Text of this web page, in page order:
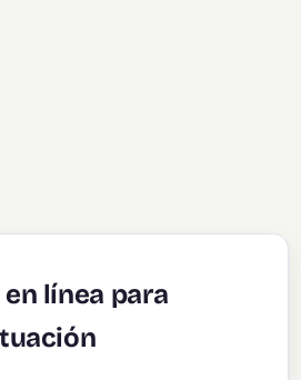
línea para